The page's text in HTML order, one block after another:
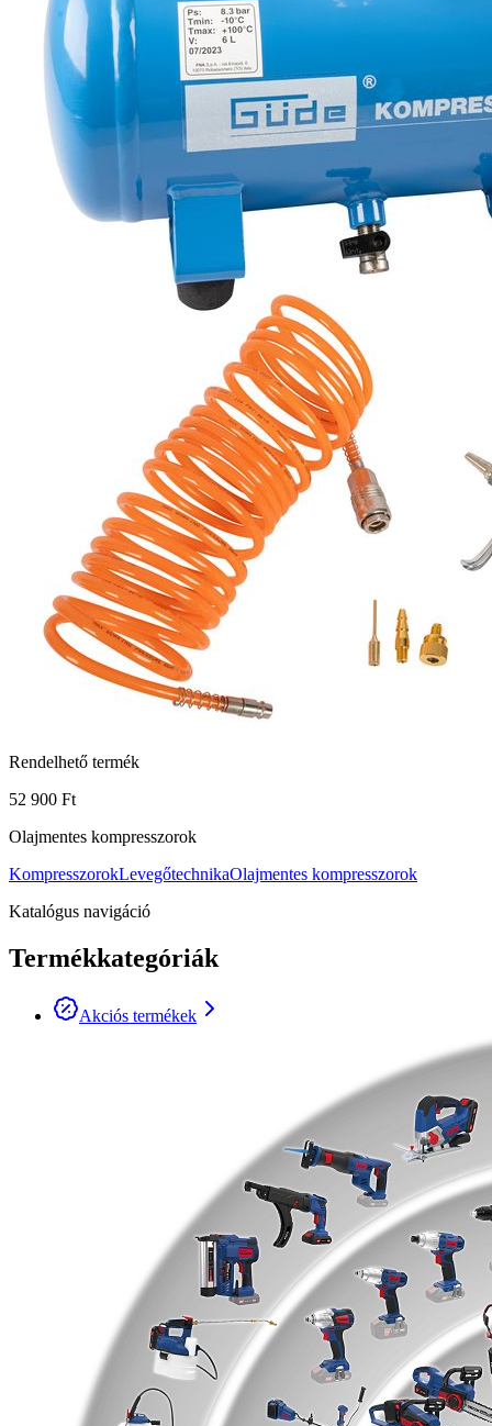
Rendelhető termék
52 900 Ft
Olajmentes kompresszorok
KompresszorokLevegőtechnikaOlajmentes kompresszorok
Katalógus navigáció
Termékkategóriák
Akciós termékek